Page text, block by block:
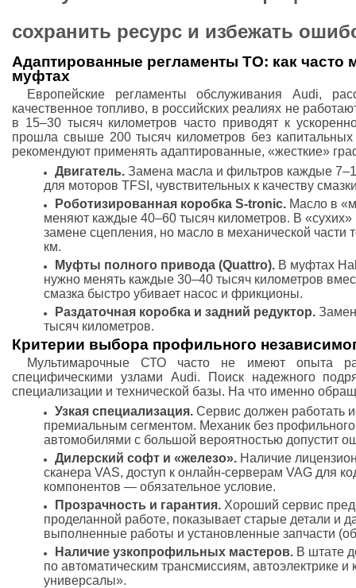
сохранить ресурс и избежать
Адаптированные регламенты ТО: как часто
муфтах
Европейские регламенты обслуживания Audi,
качественное топливо, в российских реалиях не
в 15–30 тысяч километров часто приводят к
прошла свыше 200 тысяч километров без
рекомендуют применять адаптированные, «жесткие»
Двигатель. Замена масла и фильтров каждые
для моторов TFSI, чувствительных к качеству
Роботизированная коробка S-tronic. Масло в
меняют каждые 40–60 тысяч километров. В
замене сцепления, но масло в механической части
км.
Муфты полного привода (Quattro). В муфтах
нужно менять каждые 30–40 тысяч километров
смазка быстро убивает насос и фрикционы.
Раздаточная коробка и задний редуктор.
тысяч километров.
Критерии выбора профильного
Мультимарочные СТО часто не имеют опыта
специфическими узлами Audi. Поиск надежного
специализации и технической базы. На что именно
Узкая специализация. Сервис должен работать
премиальным сегментом. Механик без
автомобилями с большой вероятностью допустит
Дилерский софт и «железо». Наличие
сканера VAS, доступ к онлайн-серверам VAG для
компонентов — обязательное условие.
Прозрачность и гарантия. Хороший сервис
проделанной работе, показывает старые детали и
выполненные работы и установленные запчасти
Наличие узкопрофильных мастеров. В штате
по автоматическим трансмиссиям, автоэлектрике
универсалы».